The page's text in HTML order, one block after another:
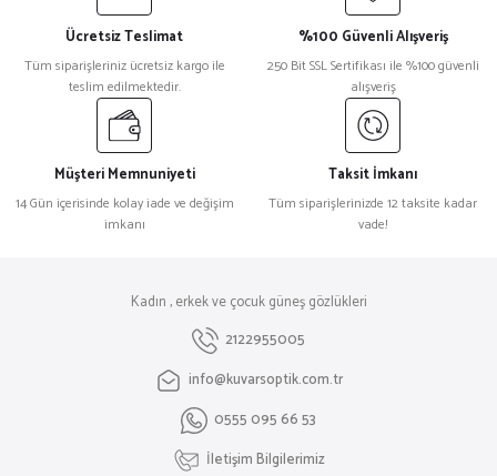
₺ 27.106
Ücretsiz Teslimat
Tüm siparişleriniz ücretsiz kargo ile
teslim edilmektedir.
%100 Güvenli Alışveriş
250 Bit SSL Sertifikası ile %100 güvenli
alışveriş
Müşteri Memnuniyeti
14 Gün içerisinde kolay iade ve değişim
imkanı
Taksit İmkanı
Tüm siparişlerinizde 12 taksite kadar
vade!
Kadın , erkek ve çocuk güneş gözlükleri
2122955005
info@kuvarsoptik.com.tr
0555 095 66 53
İletişim Bilgilerimiz